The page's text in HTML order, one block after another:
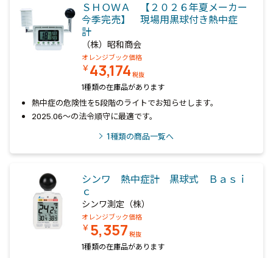
ＳＨＯＷＡ 【２０２６年夏メーカー
今季完売】 現場用黒球付き熱中症
計
（株）昭和商会
オレンジブック価格
￥43,174 税抜
1種類の在庫品があります
熱中症の危険性を5段階のライトでお知らせします。
2025.06～の法令順守に最適です。
1種類の商品一覧へ
シンワ 熱中症計 黒球式 Ｂａｓｉ
ｃ
シンワ測定（株）
オレンジブック価格
￥ 5,357 税抜
1種類の在庫品があります